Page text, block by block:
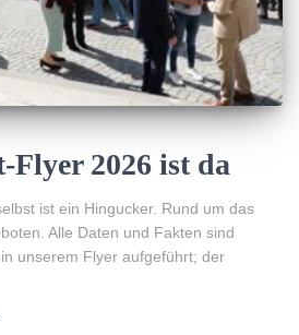
Flyer 2026 ist da
ist ein Hingucker. Rund um das
Alle Daten und Fakten sind
unserem Flyer aufgeführt; der